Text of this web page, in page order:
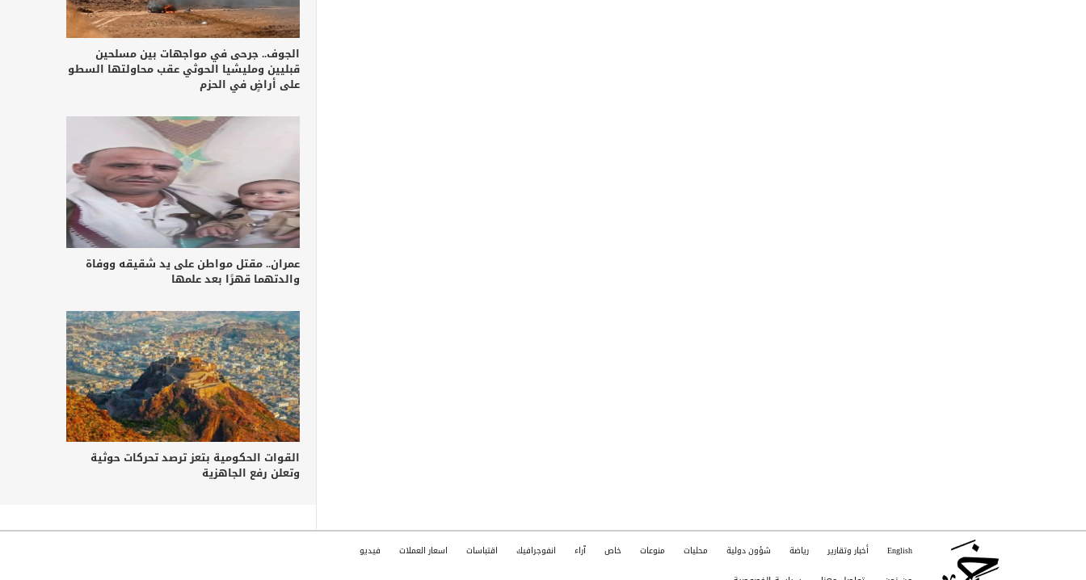
الجوف.. جرحى في مواجهات بين مسلحين
قبليين ومليشيا الحوثي عقب محاولتها السطو
على أراضٍ في الحزم
عمران.. مقتل مواطن على يد شقيقه ووفاة
والدتهما قهرًا بعد علمها
القوات الحكومية بتعز ترصد تحركات حوثية
وتعلن رفع الجاهزية
English أخبار وتقارير رياضة شؤون دولية محليات منوعات خاص آراء انفوجرافيك اقتباسات اسعار العملات فيديو